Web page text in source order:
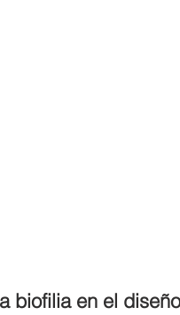
biofilia en el diseño